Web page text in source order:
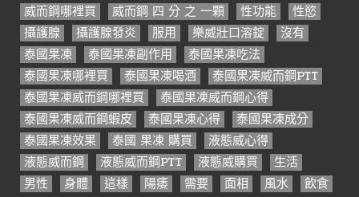
威而鋼哪裡買
威而鋼 四 分 之 一顆 性功能
性慾
攝護腺
攝護腺發炎 服用 樂威壯口溶錠
沒有
泰國果凍
泰國果凍副作用
泰國果凍吃法
泰國果凍哪裡買
泰國果凍喝酒
泰國果凍威而鋼PTT
泰國果凍威而鋼哪裡買
泰國果凍威而鋼心得
泰國果凍威而鋼蝦皮
泰國果凍心得
泰國果凍成分
泰國果凍效果
泰國 果凍 購買
液態威心得
液態威而鋼
液態威而鋼PTT 液態威購買
生活
男性
身體 這樣 陽痿 需要 面相 風水 飲食